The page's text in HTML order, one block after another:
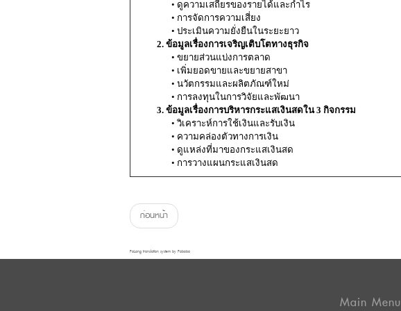
• ดูความเสถียรของรายได้และกำไร
• การจัดการความเสี่ยง
• ประเมินความยั่งยืนในระยะยาว
2. ข้อมูลเรื่องการเจริญเติบโตทางธุรกิจ
• ขยายส่วนแบ่งการตลาด
• เพิ่มยอดขายและขยายสาขา
• นวัตกรรมและผลิตภัณฑ์ใหม่
• การลงทุนในการวิจัยและพัฒนา
3. ข้อมูลเรื่องการบริหารกระแสเงินสดใน 3 กิจกรรม
• วิเคราะห์การใช้เงินและรับเงิน
• ความคล่องตัวทางการเงิน
• ดูแหล่งที่มาของกระแสเงินสด
• การวางแผนกระแสเงินสด
ก่อนหน้า
FaLang translation system by Faboba
Main Menu